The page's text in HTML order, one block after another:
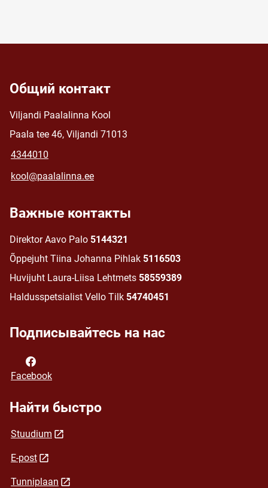
Общий контакт
Viljandi Paalalinna Kool
Paala tee 46, Viljandi 71013
4344010
kool@paalalinna.ee
Важные контакты
Direktor Aavo Palo 5144321
Õppejuht Tiina Johanna Pihlak 5116503
Huvijuht Laura-Liisa Lehtmets 58559389
Haldusspetsialist Vello Tilk 54740451
Подписывайтесь на нас
Facebook
Найти быстро
Stuudium
E-post
Tunniplaan